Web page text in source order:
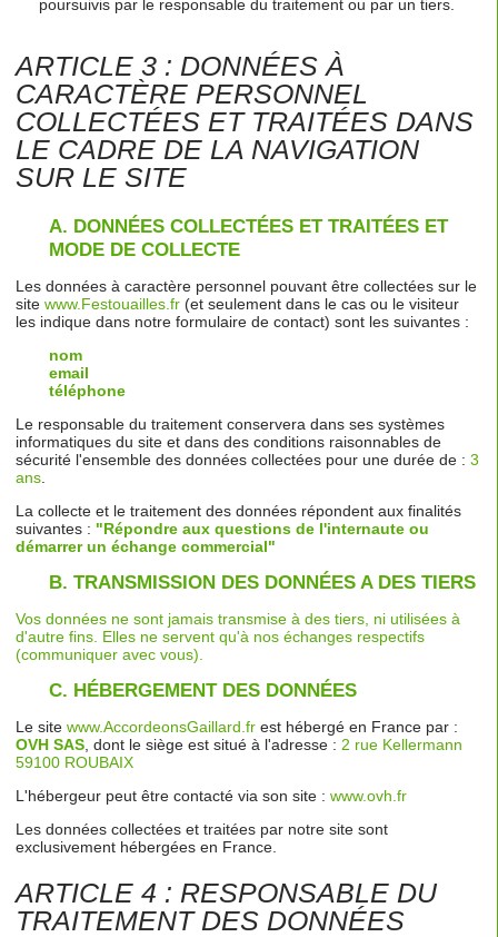
poursuivis par le responsable du traitement ou par un tiers.
ARTICLE 3 : DONNÉES À
CARACTÈRE PERSONNEL
COLLECTÉES ET TRAITÉES DANS
LE CADRE DE LA NAVIGATION
SUR LE SITE
A. DONNÉES COLLECTÉES ET TRAITÉES ET
MODE DE COLLECTE
Les données à caractère personnel pouvant être collectées sur le
site www.Festouailles.fr (et seulement dans le cas ou le visiteur
les indique dans notre formulaire de contact) sont les suivantes :
nom
email
téléphone
Le responsable du traitement conservera dans ses systèmes
informatiques du site et dans des conditions raisonnables de
sécurité l'ensemble des données collectées pour une durée de : 3
ans
La collecte et le traitement des données répondent aux finalités
suivantes : "Répondre aux questions de l'internaute ou
démarrer un échange commercial"
B. TRANSMISSION DES DONNÉES A DES TIERS
Vos données ne sont jamais transmise à des tiers, ni utilisées à
d'autre fins. Elles ne servent qu'à nos échanges respectifs
(communiquer avec vous).
C. HÉBERGEMENT DES DONNÉES
Le site www.AccordeonsGaillard.fr est hébergé en France par :
OVH SAS , dont le siège est situé à l'adresse : 2 rue Kellermann
59100 ROUBAIX
L'hébergeur peut être contacté via son site : www.ovh.fr
Les données collectées et traitées par notre site sont
exclusivement hébergées en France.
ARTICLE 4 : RESPONSABLE DU
TRAITEMENT DES DONNÉES